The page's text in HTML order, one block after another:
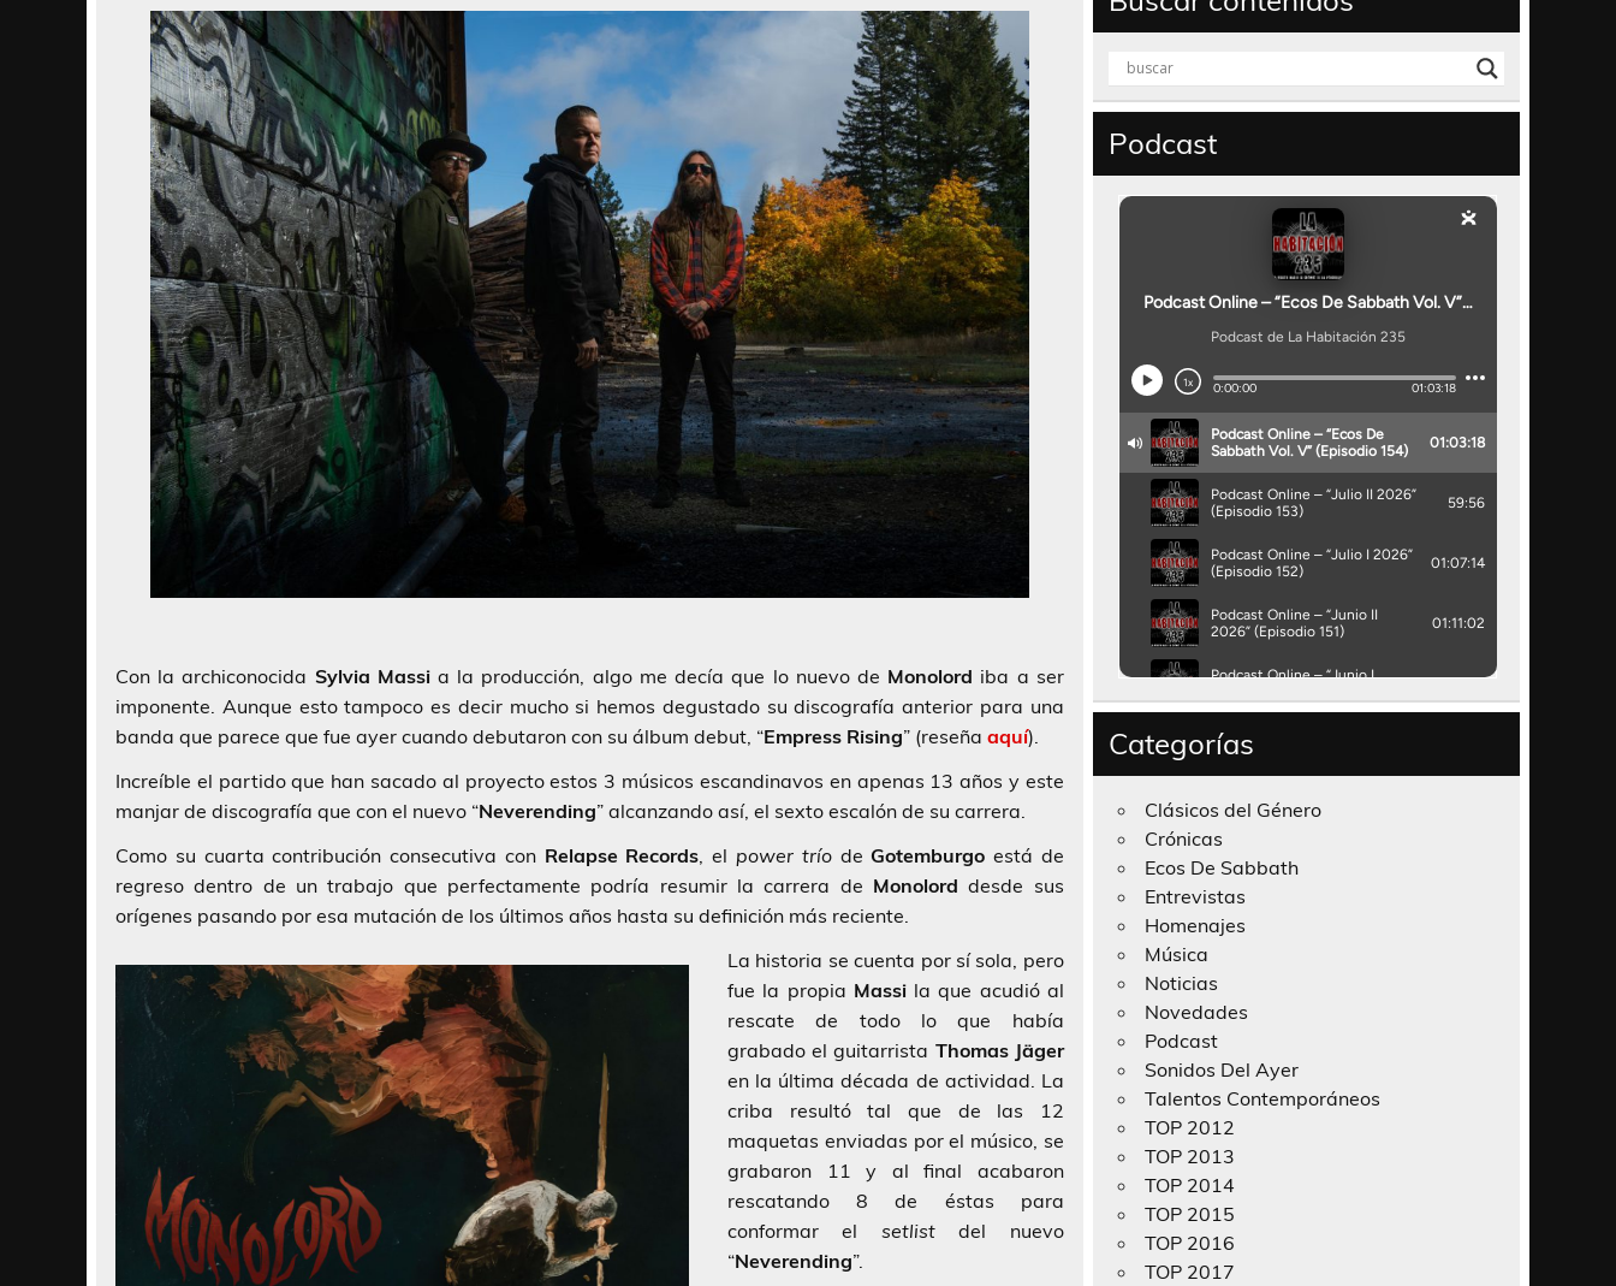
Con la archiconocida Sylvia Massia la producción, algo me decía que lo nuevo de Monolord iba a ser
imponente. Aunque esto tampoco es decir mucho si hemos degustado su discografía anterior para una
banda que parece que fue ayer cuando debutaron con su álbum debut, “Empress Rising” (reseña aquí).
Increíble el partido que han sacado al proyecto estos 3 músicos escandinavos en apenas 13 años y este
manjar de discografía que con el nuevo “Neverending” alcanzando así, el sexto escalón de su carrera.
Como su cuarta contribución consecutiva con Relapse Records , el power tríodeGotemburgo está de
regreso dentro de un trabajo que perfectamente podría resumir la carrera de Monolord desde sus
orígenes pasando por esa mutación de los últimos años hasta su definición más reciente.
La historia se cuenta por sí sola, pero
fue la propia Massila que acudió al
rescate de todo lo que había
grabado el guitarrista Thomas Jäger
en la última década de actividad. La
criba resultó tal que de las 12
maquetas enviadas por el músico, se
grabaron 11 y al final acabaron
rescatando 8 de éstas para
conformar el setlistdel nuevo
“Neverending”.
Podcast
Categorías
Clásicos del Género
Crónicas
Ecos De Sabbath
Entrevistas
Homenajes
Música
Noticias
Novedades
Podcast
Sonidos Del Ayer
Talentos Contemporáneos
TOP 2012
TOP 2013
TOP 2014
TOP 2015
TOP 2016
TOP 2017